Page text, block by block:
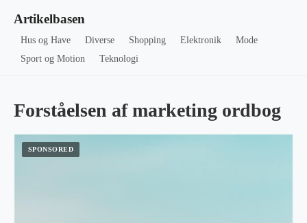
Artikelbasen
Hus og Have Diverse Shopping Elektronik
Mode
Sport og Motion
Teknologi
Forståelsen af marketing ordbog